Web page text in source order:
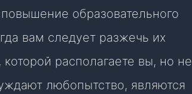
образовательного
вам следует разжечь их
располагаете вы, но не
любопытство, являются